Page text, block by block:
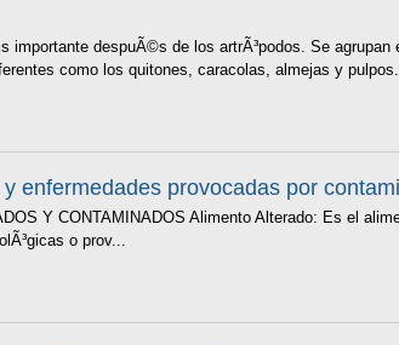
importante despuÃ©s de los artrÃ³podos. Se agrupan
como los quitones, caracolas, almejas y
enfermedades provocadas por
Y CONTAMINADOS Alimento Alterado: Es el
o prov...